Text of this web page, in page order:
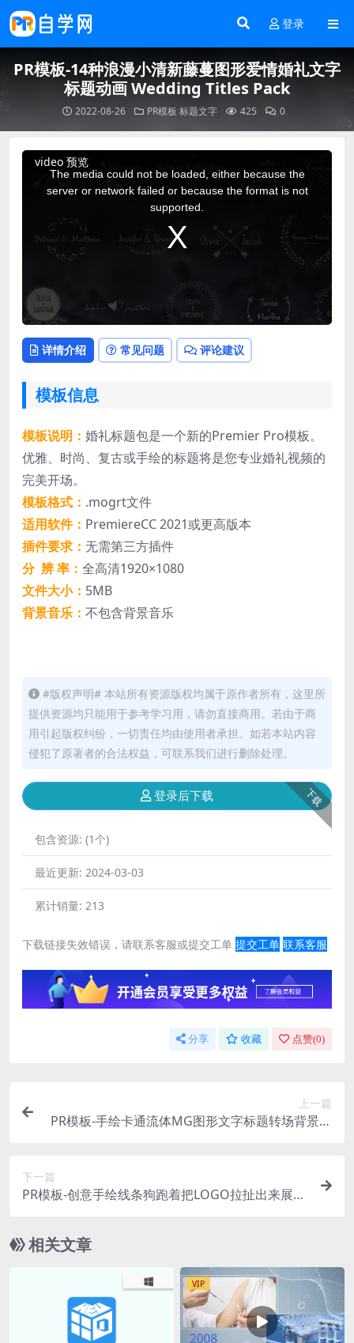
登录
PR模板-14种浪漫小清新藤蔓图形爱情婚礼文字
标题动画 Wedding Titles Pack
2022-08-26 PR模板 标题文字 425 0
video 预览
This
The media could not be loaded, either because the
server or network failed or because the format is not
supported.
详情介绍 常见问题 评论建议
模板信息
模板说明： 婚礼标题包是一个新的Premier Pro模板。
优雅、时尚、复古或手绘的标题将是您专业婚礼视频的
完美开场。
模板格式： .mogrt文件
适用软件： PremiereCC 2021或更高版本
插件要求： 无需第三方插件
分 辨 率： 全高清1920×1080
文件大小： 5MB
背景音乐： 不包含背景音乐
#版权声明# 本站所有资源版权均属于原作者所有，这里所
提供资源均只能用于参考学习用，请勿直接商用。若由于商
用引起版权纠纷，一切责任均由使用者承担。如若本站内容
侵犯了原著者的合法权益，可联系我们进行删除处理。
下载
登录后下载
包含资源: (1个)
最近更新: 2024-03-03
累计销量: 213
下载链接失效错误，请联系客服或提交工单 提交工单 联系客服
分享 收藏 点赞(0)
上一篇
PR模板-手绘卡通流体MG图形文字标题转场背景动
下一篇
PR模板-创意手绘线条狗跑着把LOGO拉扯出来展示
相关文章
VIP